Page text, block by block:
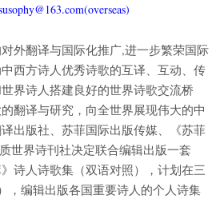
外翻译与国际化推广,进一步繁荣国际
西方诗人优秀诗歌的互译、互动、传
界诗人搭建良好的世界诗歌交流桥
翻译与研究，向全世界展现伟大的中
出版社、苏菲国际出版传媒、《苏菲
世界诗刊社决定联合编辑出版一套
诗人诗歌集（双语对照），计划在三
，编辑出版各国重要诗人的个人诗集